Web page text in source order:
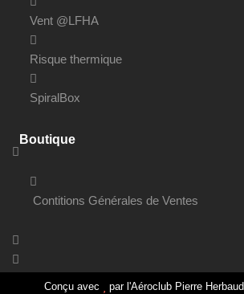
Vent @LFHA
Risque thermique
SpiralBox
Boutique
Contitions Générales de Ventes
Conçu avec par l'Aéroclub Pierre Herbaud